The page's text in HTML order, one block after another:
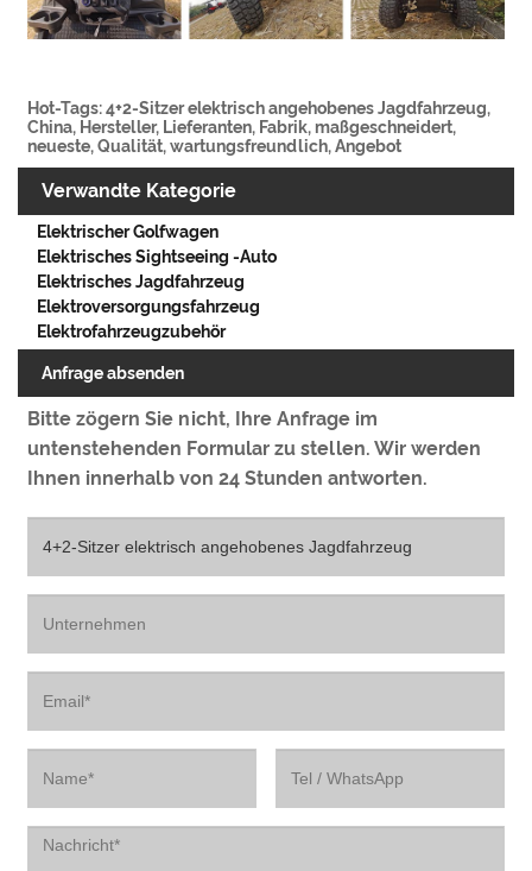
Hot-Tags: 4+2-Sitzer elektrisch angehobenes Jagdfahrzeug,
China, Hersteller, Lieferanten, Fabrik, maßgeschneidert,
neueste, Qualität, wartungsfreundlich, Angebot
Verwandte Kategorie
Elektrischer Golfwagen
Elektrisches Sightseeing -Auto
Elektrisches Jagdfahrzeug
Elektroversorgungsfahrzeug
Elektrofahrzeugzubehör
Anfrage absenden
Bitte zögern Sie nicht, Ihre Anfrage im
untenstehenden Formular zu stellen. Wir werden
Ihnen innerhalb von 24 Stunden antworten.